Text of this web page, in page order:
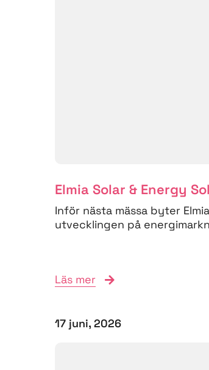
Elmia Solar & Energy
Inför nästa mässa byter
utvecklingen på
Läs mer
17 juni, 2026